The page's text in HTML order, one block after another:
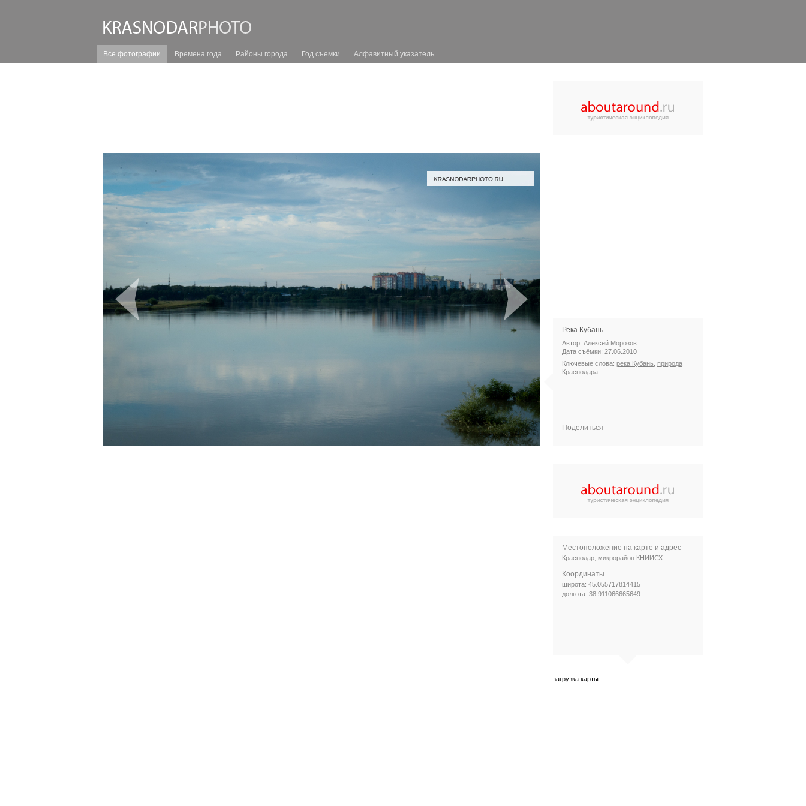
Все фотографии Времена года Районы города Год съемки Алфавитный указатель
Река Кубань
Автор: Алексей Морозов
Дата съёмки: 27.06.2010
Ключевые слова: река Кубань природа
Краснодара
Поделиться —
Местоположение на карте и адрес
Краснодар, микрорайон КНИИСХ
Координаты
широта: 45.055717814415
долгота: 38.911066665649
загрузка карты...